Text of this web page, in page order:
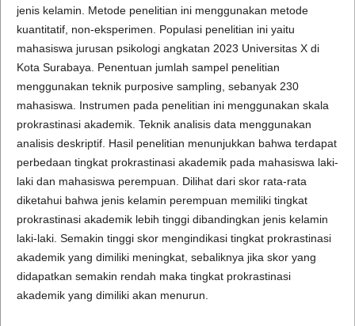
jenis kelamin. Metode penelitian ini menggunakan metode
kuantitatif, non-eksperimen. Populasi penelitian ini yaitu
mahasiswa jurusan psikologi angkatan 2023 Universitas X di
Kota Surabaya. Penentuan jumlah sampel penelitian
menggunakan teknik purposive sampling, sebanyak 230
mahasiswa. Instrumen pada penelitian ini menggunakan skala
prokrastinasi akademik. Teknik analisis data menggunakan
analisis deskriptif. Hasil penelitian menunjukkan bahwa terdapat
perbedaan tingkat prokrastinasi akademik pada mahasiswa laki-
laki dan mahasiswa perempuan. Dilihat dari skor rata-rata
diketahui bahwa jenis kelamin perempuan memiliki tingkat
prokrastinasi akademik lebih tinggi dibandingkan jenis kelamin
laki-laki. Semakin tinggi skor mengindikasi tingkat prokrastinasi
akademik yang dimiliki meningkat, sebaliknya jika skor yang
didapatkan semakin rendah maka tingkat prokrastinasi
akademik yang dimiliki akan menurun.